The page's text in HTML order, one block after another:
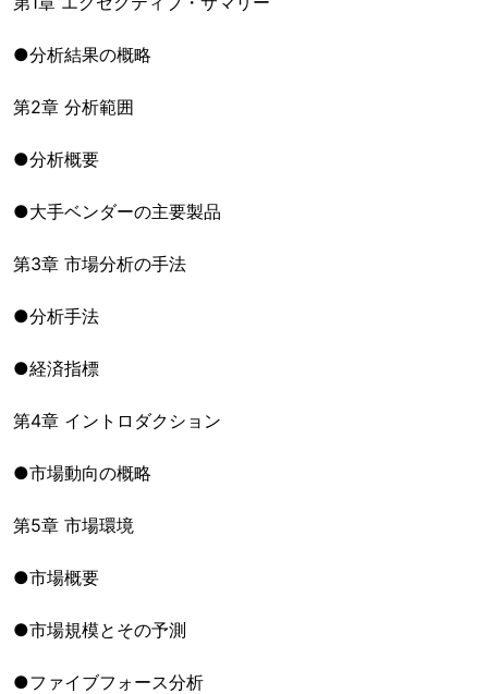
●分析結果の概略
第2章 分析範囲
●分析概要
●大手ベンダーの主要製品
第3章 市場分析の手法
●分析手法
●経済指標
第4章 イントロダクション
●市場動向の概略
第5章 市場環境
●市場概要
●市場規模とその予測
●ファイブフォース分析